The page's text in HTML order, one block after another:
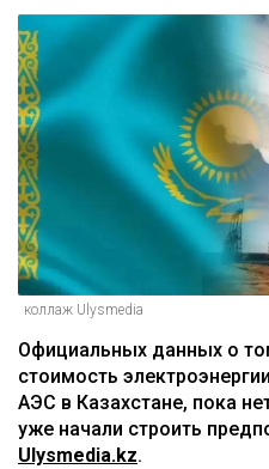
коллаж Ulysmedia
Официальных данных о
стоимость
АЭС в Казахстане, пока
уже начали строить
Ulysmedia.kz.